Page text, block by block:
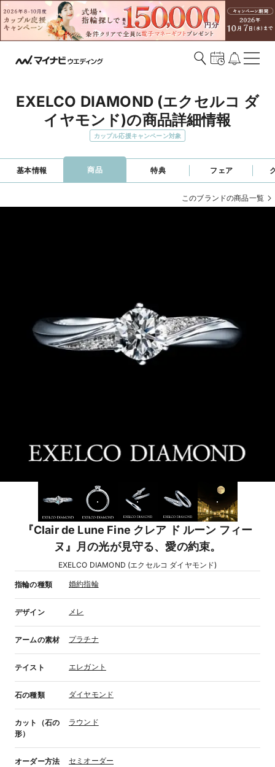
EXELCO DIAMOND (エクセルコ ダ
イヤモンド)の商品詳細情報
カップル応援キャンペーン対象
基本情報 商品 特典 フェア
このブランドの商品一覧
『Clair de Lune Fine クレア ド ルーン フィー
ヌ』月の光が見守る、愛の約束。
EXELCO DIAMOND (エクセルコ ダイヤモンド)
指輪の種類 婚約指輪
デザイン メレ
アームの素材 プラチナ
テイスト エレガント
石の種類 ダイヤモンド
カット（石の
形）
ラウンド
オーダー方法 セミオーダー